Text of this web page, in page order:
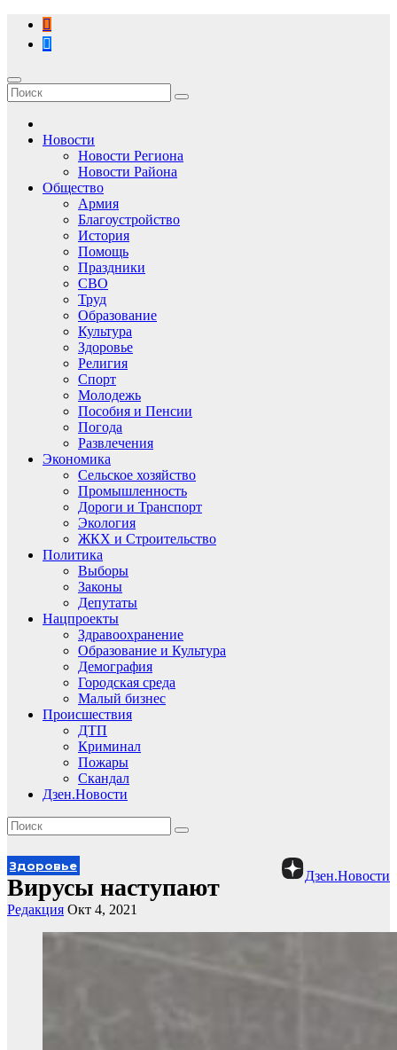
Перейти
содержимому
Новости
Новости Региона
Новости Района
Общество
Армия
Благоустройство
История
Помощь
Праздники
СВО
Труд
Образование
Культура
Здоровье
Религия
Спорт
Молодежь
Пособия и Пенсии
Погода
Развлечения
Экономика
Сельское хозяйство
Промышленность
Дороги и Транспорт
Экология
ЖКХ и Строительство
Политика
Выборы
Законы
Депутаты
Нацпроекты
Здравоохранение
Образование и Культура
Демография
Городская среда
Малый бизнес
Происшествия
ДТП
Криминал
Пожары
Скандал
Дзен.Новости
Дзен.Новости
Здоровье
Вирусы наступают
Редакция Окт 4, 2021